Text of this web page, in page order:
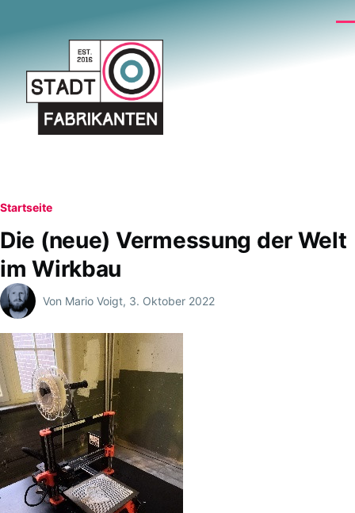
Pfadnavigation
Startseite
Die (neue) Vermessung der Welt
im Wirkbau
Von Mario Voigt, 3. Oktober 2022